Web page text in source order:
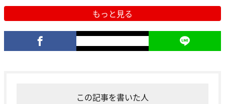
もっと見る
この記事を書いた人